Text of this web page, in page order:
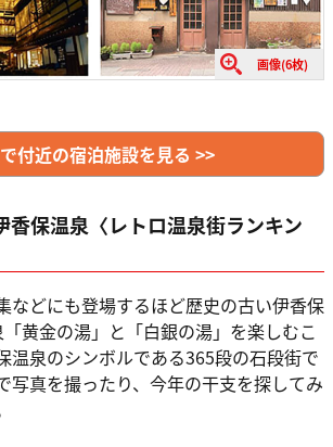
画像(6枚)
付近の宿泊施設を見る >>
香保温泉〈レトロ温泉街ランキン
などにも登場するほど歴史の古い伊香保
黄金の湯」と「白銀の湯」を楽しむこ
温泉のシンボルである365段の石段街で
写真を撮ったり、今年の干支を探してみ